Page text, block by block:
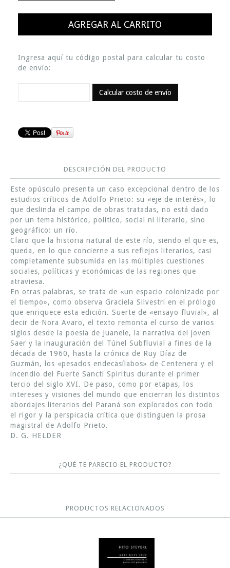
Ingresa aquí tu código postal para calcular tu costo
de envío:
Calcular costo de envío
DESCRIPCIÓN DEL PRODUCTO
Este opúsculo presenta un caso excepcional dentro de los
estudios críticos de Adolfo Prieto: su «eje de interés», lo
que deslinda el campo de obras tratadas, no está dado
por un tema histórico, político, social ni literario, sino
geográfico: un río.
Claro que la historia natural de este río, siendo el que es,
queda, en lo que concierne a sus reflejos literarios, casi
completamente subsumida en las múltiples cuestiones
sociales, políticas y económicas de las regiones que
atraviesa.
En otras palabras, se trata de «un espacio colonizado por
el tiempo», como observa Graciela Silvestri en el prólogo
que enriquece esta edición. Suerte de «ensayo fluvial», al
decir de Nora Avaro, el texto remonta el curso de varios
siglos desde la poesía de Juanele, la narrativa del joven
Saer y la inauguración del Túnel Subfluvial a fines de la
década de 1960, hasta la crónica de Ruy Díaz de
Guzmán, los «pesados endecasílabos» de Centenera y el
incendio del Fuerte Sancti Spiritus durante el primer
tercio del siglo XVI. De paso, como por etapas, los
intereses y visiones del mundo que encierran los distintos
abordajes literarios del Paraná son explorados con todo
el rigor y la perspicacia crítica que distinguen la prosa
magistral de Adolfo Prieto.
D. G. HELDER
¿QUÉ TE PARECIO EL PRODUCTO?
PRODUCTOS RELACIONADOS